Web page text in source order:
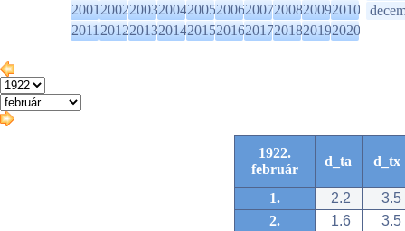
2001200220032004200520062007200820092010
2011201220132014201520162017201820192020
1922.
február
d_ta d_tx
1. 2.2
3.5
2.
1.6
3.5